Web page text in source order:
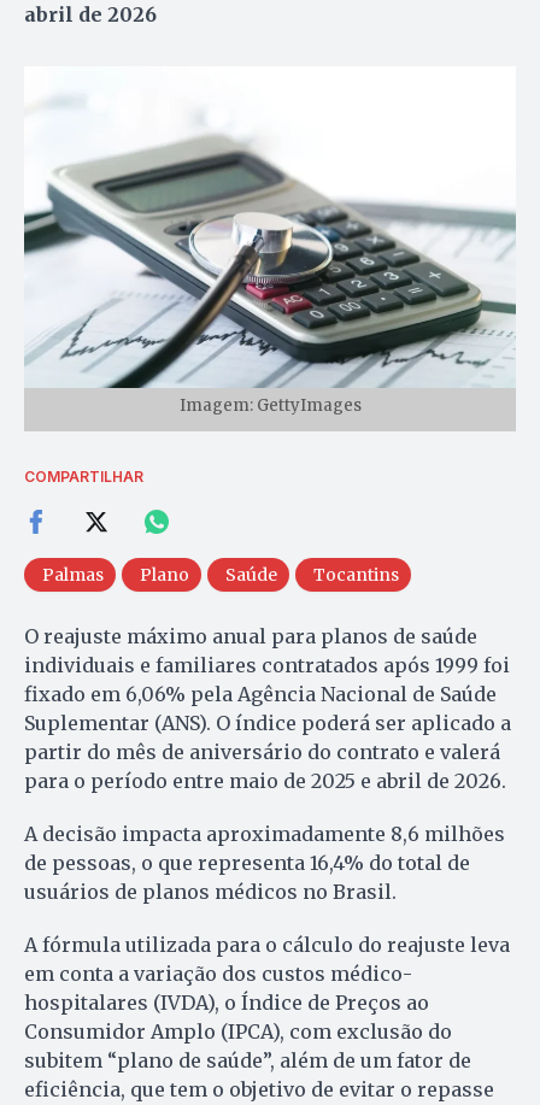
abril de 2026
Imagem: GettyImages
COMPARTILHAR
Palmas Plano Saúde Tocantins
O reajuste máximo anual para planos de saúde
individuais e familiares contratados após 1999 foi
fixado em 6,06% pela Agência Nacional de Saúde
Suplementar (ANS). O índice poderá ser aplicado a
partir do mês de aniversário do contrato e valerá
para o período entre maio de 2025 e abril de 2026.
A decisão impacta aproximadamente 8,6 milhões
de pessoas, o que representa 16,4% do total de
usuários de planos médicos no Brasil.
A fórmula utilizada para o cálculo do reajuste leva
em conta a variação dos custos médico-
hospitalares (IVDA), o Índice de Preços ao
Consumidor Amplo (IPCA), com exclusão do
subitem “plano de saúde”, além de um fator de
eficiência, que tem o objetivo de evitar o repasse